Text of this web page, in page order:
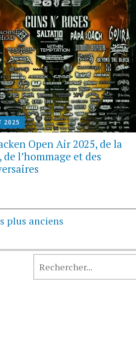
2025
Open Air 2025, de la
l’hommage et des
plus anciens